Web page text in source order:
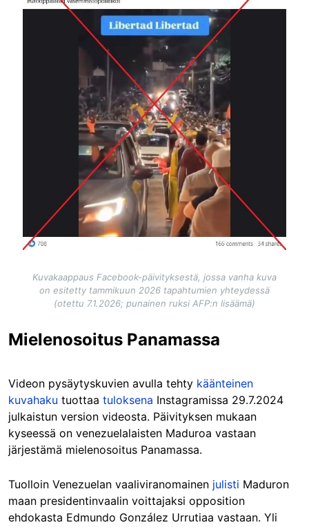
Kuvakaappaus Facebook-päivityksestä, jossa vanha kuva
on esitetty tammikuun 2026 tapahtumien yhteydessä
(otettu 7.1.2026; punainen ruksi AFP:n lisäämä)
Mielenosoitus Panamassa
Videon pysäytyskuvien avulla tehty käänteinen
kuvahaku tuottaa tuloksena Instagramissa 29.7.2024
julkaistun version videosta. Päivityksen mukaan
kyseessä on venezuelalaisten Maduroa vastaan
järjestämä mielenosoitus Panamassa.
Tuolloin Venezuelan vaaliviranomainen julisti Maduron
maan presidentinvaalin voittajaksi opposition
ehdokasta Edmundo González Urrutiaa vastaan. Yli